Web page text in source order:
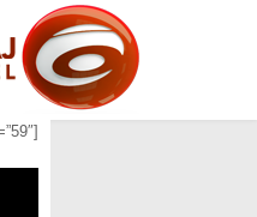
[layerslider_vc id=”59″][layerslider_vc id=”283″][layerslider_vc id=”284″]